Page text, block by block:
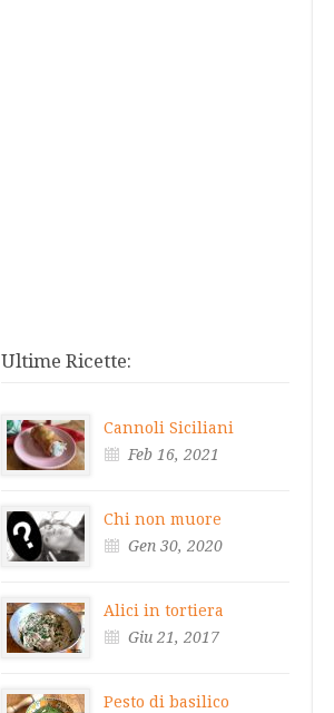
Ultime Ricette:
Cannoli Siciliani
Feb 16, 2021
Chi non muore
Gen 30, 2020
Alici in tortiera
Giu 21, 2017
Pesto di basilico